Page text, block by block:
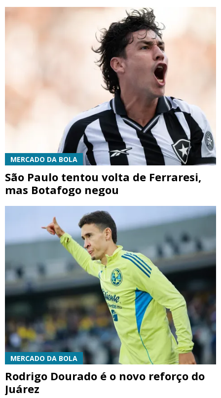
MERCADO DA BOLA
São Paulo tentou volta de Ferraresi,
mas Botafogo negou
MERCADO DA BOLA
Rodrigo Dourado é o novo reforço do
Juárez